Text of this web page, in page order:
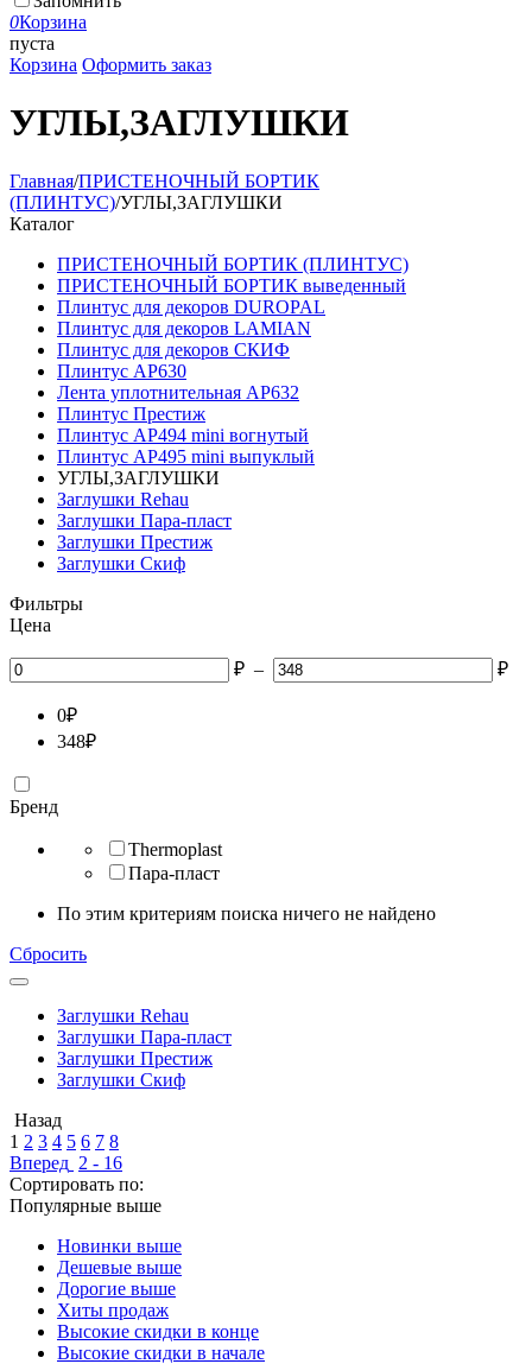
0Корзина
пуста
Корзина Оформить заказ
УГЛЫ,ЗАГЛУШКИ
Главная/ПРИСТЕНОЧНЫЙ БОРТИК
(ПЛИНТУС)/УГЛЫ,ЗАГЛУШКИ
Каталог
ПРИСТЕНОЧНЫЙ БОРТИК (ПЛИНТУС)
ПРИСТЕНОЧНЫЙ БОРТИК выведенный
Плинтус для декоров DUROPAL
Плинтус для декоров LAMIAN
Плинтус для декоров СКИФ
Плинтус АР630
Лента уплотнительная АР632
Плинтус Престиж
Плинтус АР494 mini вогнутый
Плинтус АР495 mini выпуклый
УГЛЫ,ЗАГЛУШКИ
Заглушки Rehau
Заглушки Пара-пласт
Заглушки Престиж
Заглушки Скиф
Фильтры
Цена
₽ – ₽
0₽
348₽
Бренд
Thermoplast
Пара-пласт
По этим критериям поиска ничего не найдено
Сбросить
Заглушки Rehau
Заглушки Пара-пласт
Заглушки Престиж
Заглушки Скиф
Назад
1 2 3 4 5 6 7 8
Вперед 2 - 16
Сортировать по:
Популярные выше
Новинки выше
Дешевые выше
Дорогие выше
Хиты продаж
Высокие скидки в конце
Высокие скидки в начале